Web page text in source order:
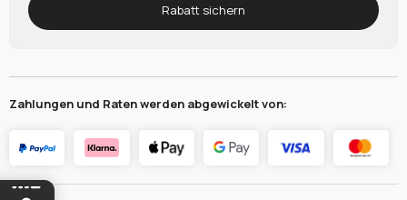
Rabatt sichern
Zahlungen und Raten werden abgewickelt von: